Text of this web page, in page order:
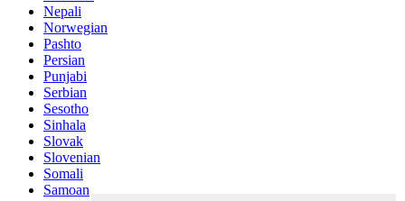
Nepali
Norwegian
Pashto
Persian
Punjabi
Serbian
Sesotho
Sinhala
Slovak
Slovenian
Somali
Samoan